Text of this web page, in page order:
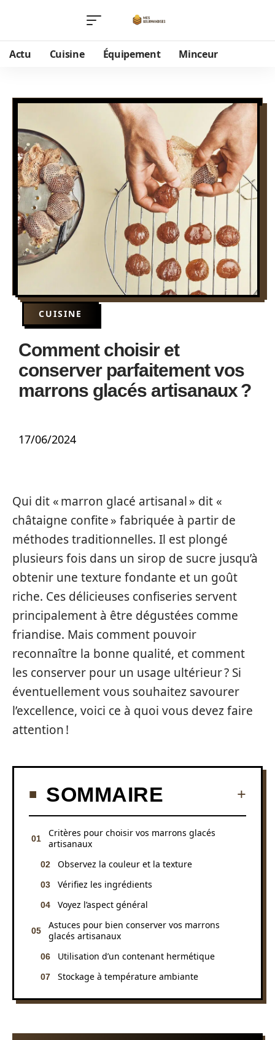
Actu Cuisine Équipement Minceur
CUISINE
Comment choisir et
conserver parfaitement vos
marrons glacés artisanaux ?
17/06/2024
Qui dit « marron glacé artisanal » dit «
châtaigne confite » fabriquée à partir de
méthodes traditionnelles. Il est plongé
plusieurs fois dans un sirop de sucre jusqu’à
obtenir une texture fondante et un goût
riche. Ces délicieuses confiseries servent
principalement à être dégustées comme
friandise. Mais comment pouvoir
reconnaître la bonne qualité, et comment
les conserver pour un usage ultérieur ? Si
éventuellement vous souhaitez savourer
l’excellence, voici ce à quoi vous devez faire
attention !
SOMMAIRE
Critères pour choisir vos marrons glacés
artisanaux
Observez la couleur et la texture
Vérifiez les ingrédients
Voyez l’aspect général
Astuces pour bien conserver vos marrons
glacés artisanaux
Utilisation d’un contenant hermétique
Stockage à température ambiante